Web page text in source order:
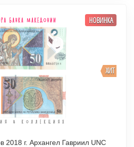
ХИТ
НОВИНКА
2018 г. Архангел Гавриил UNC